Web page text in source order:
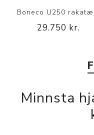
Boneco U250
29.750 kr.
Minnsta